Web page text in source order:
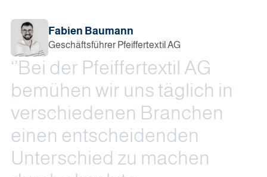
Fabien Baumann
Geschäftsführer Pfeiffertextil AG
‘’Bei der Pfeiffertextil AG
bemühen wir uns täglich in
verschiedenen Branchen
einen entscheidenden
Unterschied zu machen